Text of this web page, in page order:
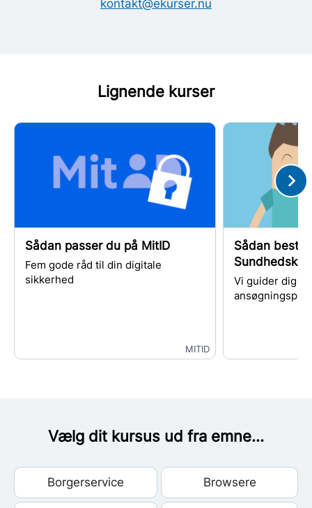
kontakt@ekurser.nu
Lignende kurser
Sådan passer du på MitID
Fem gode råd til din digitale
sikkerhed
MITID
Sådan
Vi guider dig
Vælg dit kursus ud fra emne...
Borgerservice Browsere